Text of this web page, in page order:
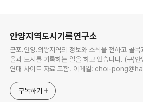
안양지역도시기록연구소
군포.안양.의왕지역의 정보와 소식을 전하고 골목
을과 도시를 기록하는 일을 하고 있습니다. (구)안양지역시민
연대 사이트 자료 포함. 이메일: choi-
구독하기